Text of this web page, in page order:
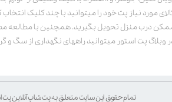
مورد نیاز پت خود را میتوانید با چند کلیک
درب منزل تحویل بگیرید. همچنین با مطالعه
وبلاگ پت استور میتوانید راههای نگهداری از سگ و
تمام حقوق این سایت متعلق به پت شاپ آنلاین پت